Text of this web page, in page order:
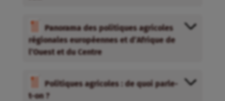
Panorama des politiques agricoles
régionales européennes et d’Afrique de
l’Ouest et du Centre
Politiques agricoles : de quoi parle-
t-on ?